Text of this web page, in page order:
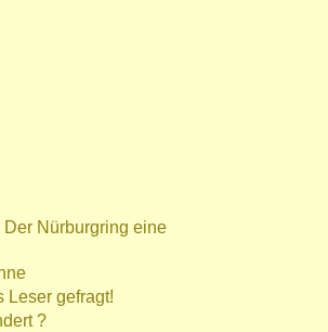
Der Nürburgring eine
Leser gefragt!
?